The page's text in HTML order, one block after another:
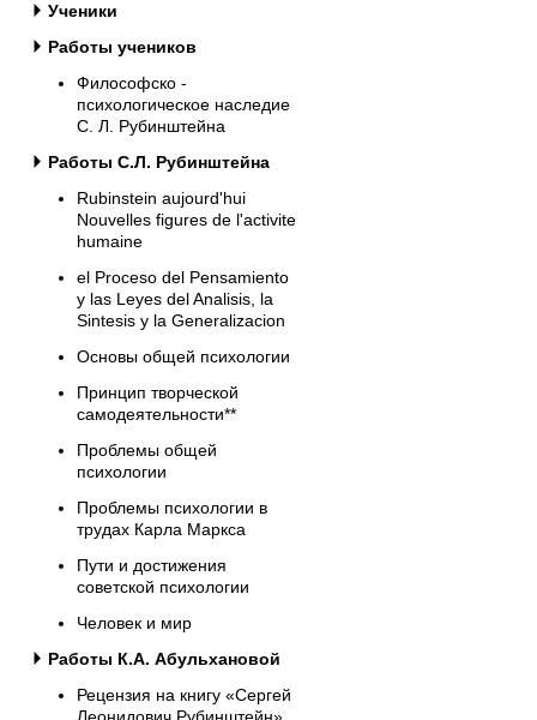
Ученики
Работы учеников
Философско -
психологическое наследие
С. Л. Рубинштейна
Работы С.Л. Рубинштейна
Rubinstein aujourd'hui
Nouvelles figures de l'activite
humaine
el Proceso del Pensamiento
y las Leyes del Analisis, la
Sintesis y la Generalizacion
Основы общей психологии
Принцип творческой
самодеятельности**
Проблемы общей
психологии
Проблемы психологии в
трудах Карла Маркса
Пути и достижения
советской психологии
Человек и мир
Работы К.А. Абульхановой
Рецензия на книгу «Сергей